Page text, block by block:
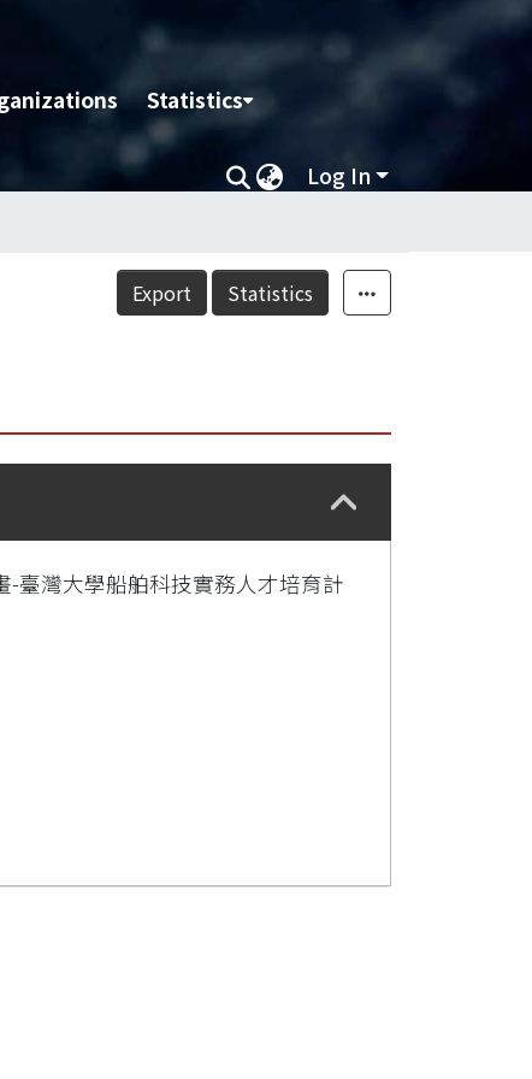
Statistics
Log In
Export Statistics
臺灣大學船舶科技實務人才培育計